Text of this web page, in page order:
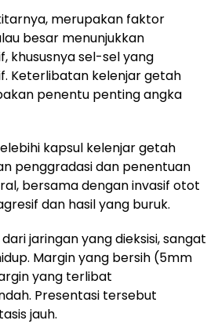
merupakan faktor
besar menunjukkan
khususnya sel-sel yang
Keterlibatan kelenjar getah
penentu penting angka
kapsul kelenjar getah
penggradasi dan penentuan
bersama dengan invasif otot
dan hasil yang buruk.
jaringan yang dieksisi, sangat
Margin yang bersih (5mm
yang terlibat
Presentasi tersebut
jauh.